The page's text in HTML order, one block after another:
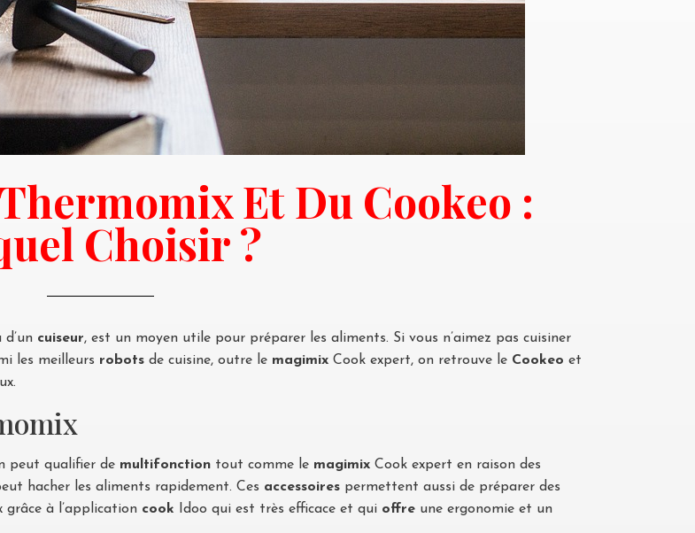
Et Du Cookeo :
Choisir ?
d’un cuiseur, est un moyen utile pour préparer les aliments. Si vous n’aimez pas cuisiner
les meilleurs robots de cuisine, outre le magimix Cook expert, on retrouve le Cookeo et
peut qualifier de multifonction tout comme le magimix Cook expert en raison des
hacher les aliments rapidement. Ces accessoires permettent aussi de préparer des
grâce à l’application cook Idoo qui est très efficace et qui offre une ergonomie et un